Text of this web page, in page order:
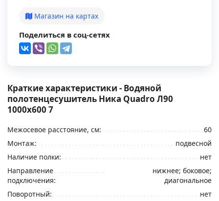
Магазин на картах
Поделиться в соц-сетях
Краткие характеристики - Водяной
полотенцесушитель Ника Quadro Л90
1000x600 7
Межосевое расстояние, см:
60
Монтаж:
подвесной
Наличие полки:
нет
Направление
подключения:
нижнее; боковое;
диагональное
Поворотный:
нет